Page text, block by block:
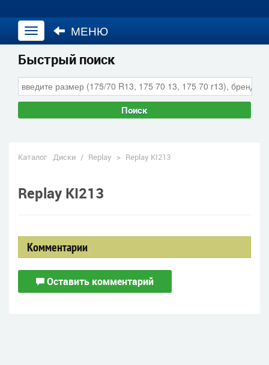
Открыть
навигацию
МЕНЮ
Быстрый поиск
Поиск
Каталог Диски / Replay > Replay KI213
Replay KI213
Комментарии
Оставить комментарий